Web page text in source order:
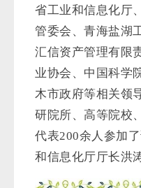
省工业和信息化厅
管委会、青海盐湖
汇信资产管理有限
业协会、中国科学
木市政府等相关领
研院所、高等院校
代表200余人参加
和信息化厅厅长洪